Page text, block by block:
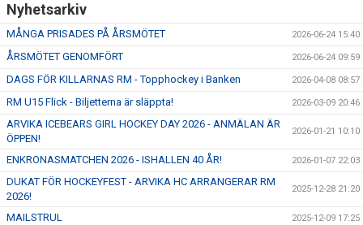
Nyhetsarkiv
MÅNGA PRISADES PÅ ÅRSMÖTET 2026-06-24 15:40
ÅRSMÖTET GENOMFÖRT 2026-06-24 09:59
DAGS FÖR KILLARNAS RM - Topphockey i Banken 2026-04-08 08:57
RM U15 Flick - Biljetterna är släppta! 2026-03-09 20:46
ARVIKA ICEBEARS GIRL HOCKEY DAY 2026 - ANMÄLAN ÄR
ÖPPEN!
2026-01-21 10:10
ENKRONASMATCHEN 2026 - ISHALLEN 40 ÅR! 2026-01-07 22:03
DUKAT FÖR HOCKEYFEST - ARVIKA HC ARRANGERAR RM
2026!
2025-12-28 21:20
MAILSTRUL 2025-12-09 17:25